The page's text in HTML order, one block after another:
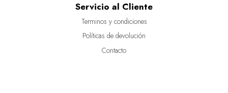
Servicio al Cliente
Terminos y condiciones
Políticas de devolución
Contacto